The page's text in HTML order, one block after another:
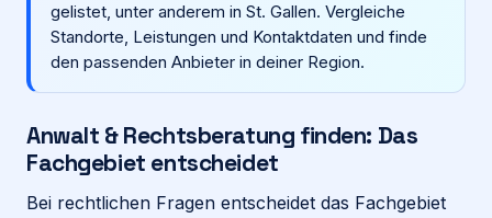
Preise
Für Firmen
Login
gelistet, unter anderem in St. Gallen. Vergleiche
Standorte, Leistungen und Kontaktdaten und finde
den passenden Anbieter in deiner Region.
Anwalt & Rechtsberatung finden: Das
Fachgebiet entscheidet
Bei rechtlichen Fragen entscheidet das Fachgebiet